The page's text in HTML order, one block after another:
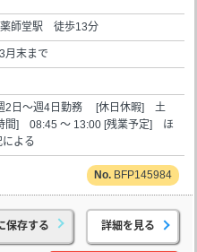
師堂駅 徒歩13分
月末まで
日～週4日勤務 [休日休暇] 土
間] 08:45 ～ 13:00 [残業予定] ほ
による
BFP145984
保存する 詳細を見る